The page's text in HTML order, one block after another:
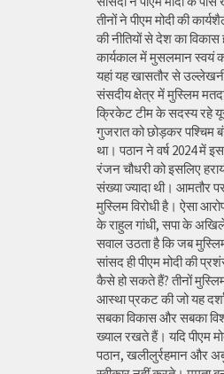
तीनों ने पीएम मोदी की
की नीतियों से देश का विकास
कार्यकाल में मुसलमान स्वयं
यहां यह खासतौर से
संसदीय क्षेत्र में मुस्लिम
क्रिकेट टीम के सदस्य रहे
गुजरात को छोड़कर पश्चिम
था। पठान ने वर्ष 2024 में
रंजन चौधरी को इसलिए
संख्या ज्यादा थी। आमतौर
मुस्लिम विरोधी है। ऐसा
के राहुल गांधी, सपा के
सवाल उठता है कि जब
सांसद ही पीएम मोदी की
कैसे हो सकते हैं? तीनों
आस्था प्रकट की जो यह
सबका विकास और सबका
ख्याल रखते हैं। यदि पीएम
पठान, खलीलुर्रहमान और अबु